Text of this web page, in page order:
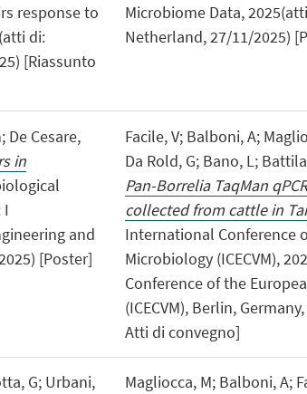
response to
di:
[Riassunto
Microbiome Data,
Netherland, 27/11/2025)
De Cesare,
in
and
[Poster]
Facile, V; Balboni, A;
Da Rold, G; Bano, L;
Pan-Borrelia TaqMan
collected from cattle in
International Conference
Microbiology (ICECVM),
Conference of the
(ICECVM), Berlin,
Atti di convegno]
G; Urbani,
Magliocca, M; Balboni, A;